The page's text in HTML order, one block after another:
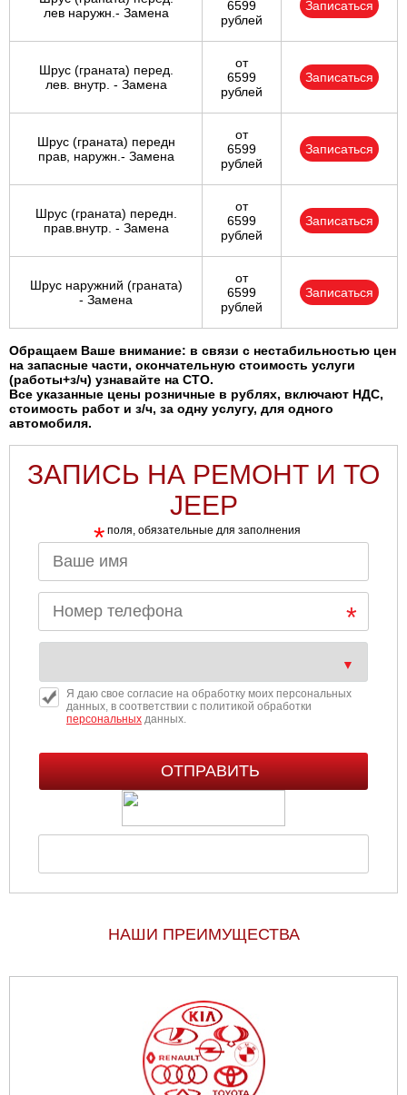
лев наружн.- Замена
6599
рублей
Записаться
Шрус (граната) перед.
лев. внутр. - Замена
от
6599
рублей
Записаться
Шрус (граната) передн
прав, наружн.- Замена
от
6599
рублей
Записаться
Шрус (граната) передн.
прав.внутр. - Замена
от
6599
рублей
Записаться
Шрус наружний (граната)
- Замена
от
6599
рублей
Записаться
Обращаем Ваше внимание: в связи с нестабильностью цен
на запасные части, окончательную стоимость услуги
(работы+з/ч) узнавайте на СТО.
Все указанные цены розничные в рублях, включают НДС,
стоимость работ и з/ч, за одну услугу, для одного
автомобиля.
ЗАПИСЬ НА РЕМОНТ И ТО
JEEP
* поля, обязательные для заполнения
Я даю свое согласие на обработку моих персональных
данных, в соответствии с политикой обработки
персональныхданных.
НАШИ ПРЕИМУЩЕСТВА